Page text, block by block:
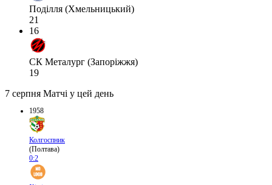
Поділля (Хмельницький)
21
16
СК Металург (Запоріжжя)
19
7 серпня Матчі у цей день
1958
Колгоспник
(Полтава)
0:2